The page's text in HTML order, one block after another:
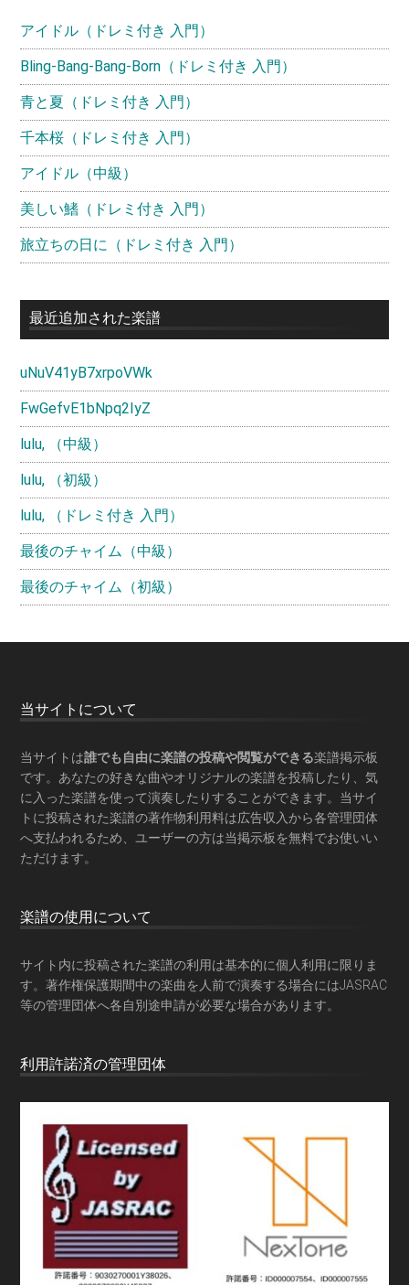
ド
バ
ー
アイドル（ドレミ付き 入門）
Bling-Bang-Bang-Born（ドレミ付き 入門）
青と夏（ドレミ付き 入門）
千本桜（ドレミ付き 入門）
アイドル（中級）
美しい鰭（ドレミ付き 入門）
旅立ちの日に（ドレミ付き 入門）
最近追加された楽譜
uNuV41yB7xrpoVWk
FwGefvE1bNpq2IyZ
lulu, （中級）
lulu, （初級）
lulu, （ドレミ付き 入門）
最後のチャイム（中級）
最後のチャイム（初級）
Footer
当サイトについて
当サイトは誰でも自由に楽譜の投稿や閲覧ができる楽譜掲示板
です。あなたの好きな曲やオリジナルの楽譜を投稿したり、気
に入った楽譜を使って演奏したりすることができます。当サイ
トに投稿された楽譜の著作物利用料は広告収入から各管理団体
へ支払われるため、ユーザーの方は当掲示板を無料でお使いい
ただけます。
楽譜の使用について
サイト内に投稿された楽譜の利用は基本的に個人利用に限りま
す。著作権保護期間中の楽曲を人前で演奏する場合にはJASRAC
等の管理団体へ各自別途申請が必要な場合があります。
利用許諾済の管理団体